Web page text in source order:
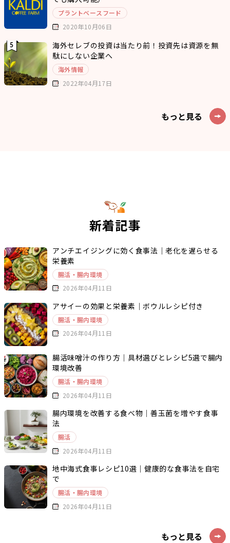
プラントベースフード
2020年10月06日
海外セレブの投資は当たり前！投資先は資源を無
駄にしない企業へ
海外情報
2022年04月17日
もっと見る
新着記事
アンチエイジングに効く食事法｜老化を遅らせる
栄養素
腸活・腸内環境
2026年04月11日
アサイーの効果と栄養素｜ボウルレシピ付き
腸活・腸内環境
2026年04月11日
腸活味噌汁の作り方｜具材選びとレシピ5選で腸内
環境改善
腸活・腸内環境
2026年04月11日
腸内環境を改善する食べ物｜善玉菌を増やす食事
法
腸活
2026年04月11日
地中海式食事レシピ10選｜健康的な食事法を自宅
で
腸活・腸内環境
2026年04月11日
もっと見る